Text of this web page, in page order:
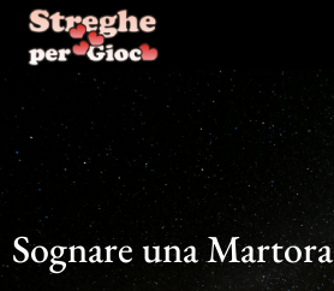
contenuto
Sognare una Martora